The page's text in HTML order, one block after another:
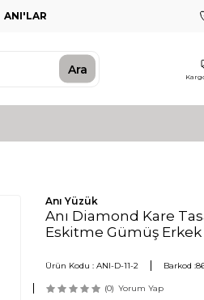
ANI'LAR
Ara
Anı Yüzük
Anı Diamond Kare
Eskitme Gümüş Erkek
Ürün Kodu : ANI-D-11-2 Barkod :
(0) Yorum Yap